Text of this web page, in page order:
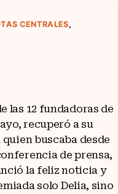
CENTRALES
las 12 fundadoras de
recuperó a su
quien buscaba desde
de prensa,
la feliz noticia y
solo Delia, sino